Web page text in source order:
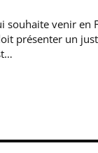
souhaite venir
présenter un